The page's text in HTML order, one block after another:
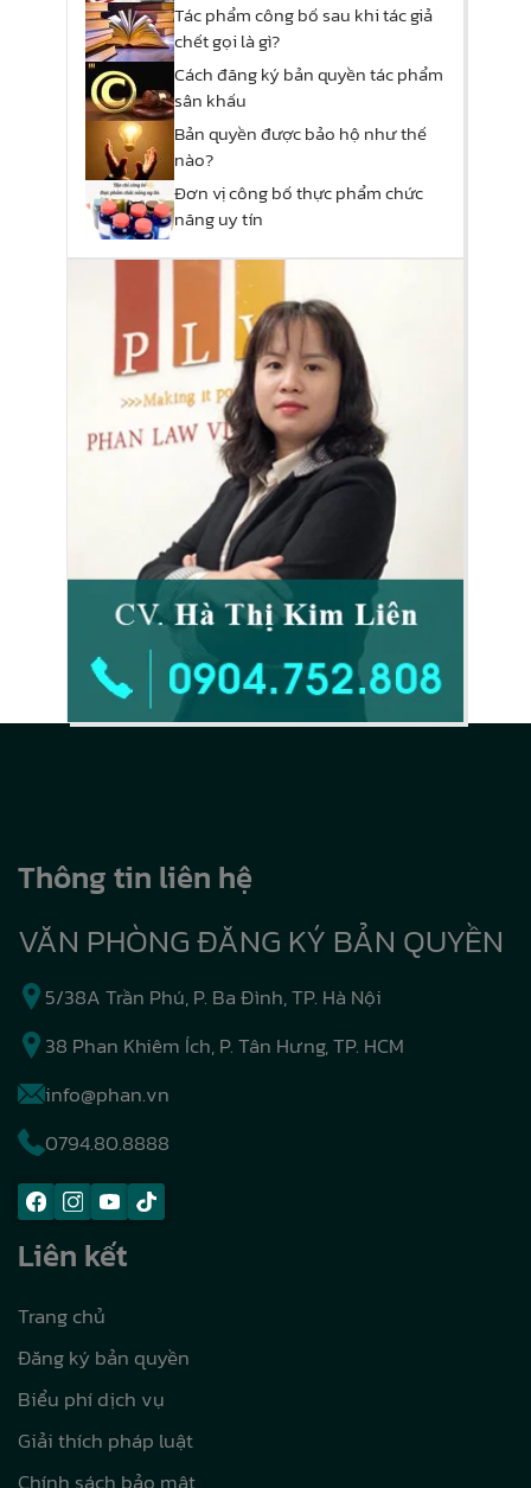
Tác phẩm công bố sau khi tác giả
chết gọi là gì?
Cách đăng ký bản quyền tác phẩm
sân khấu
Bản quyền được bảo hộ như thế
nào?
Đơn vị công bố thực phẩm chức
năng uy tín
Thông tin liên hệ
VĂN PHÒNG ĐĂNG KÝ BẢN QUYỀN
5/38A Trần Phú, P. Ba Đình, TP. Hà Nội
38 Phan Khiêm Ích, P. Tân Hưng, TP. HCM
info@phan.vn
0794.80.8888
Liên kết
Trang chủ
Đăng ký bản quyền
Biểu phí dịch vụ
Giải thích pháp luật